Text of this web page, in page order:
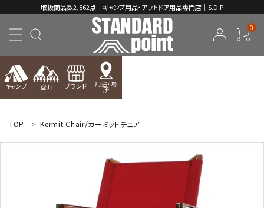
取扱商品数2,862点 キャンプ用品・アウトドア用品専門店｜S.D.P
0
キャンプ 登山 ブランド 用途・場
所
ようこそ ゲスト 様
person
TOP Kermit Chair/カーミットチェア